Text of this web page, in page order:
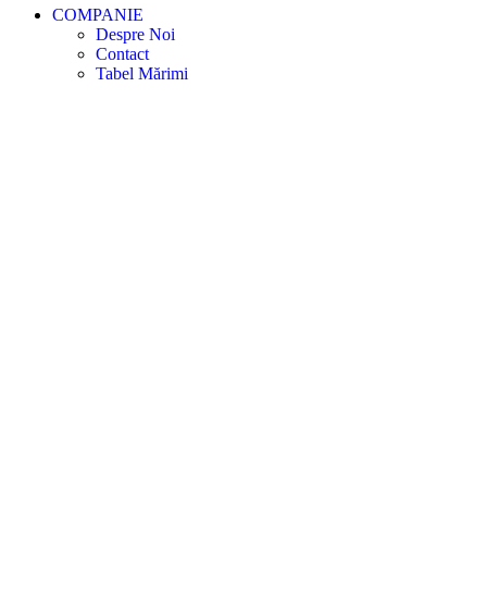
COMPANIE
Despre Noi
Contact
Tabel Mărimi